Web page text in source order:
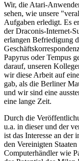
Wir, die Atari-
sehen, wie unsere
Aufgaben erledigt. Es
der Draconis-Internet-
erlangen Befriedigung
Papyrus oder Tempus
darauf, unseren
wir diese Arbeit auf
gab, als die Berliner
und wir sind eine
eine lange Zeit.
Durch die
u.a. in dieser und der
ist das Interesse an der
den Vereinigten
Computerhändler wie